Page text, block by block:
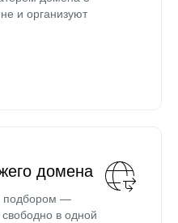
и организуют
домена
подбором —
в одной